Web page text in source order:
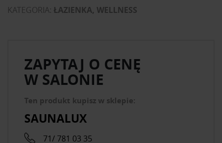
KATEGORIA: ŁAZIENKA, WELLNESS
ZAPYTAJ O CENĘ
W SALONIE
Ten produkt kupisz w sklepie:
SAUNALUX
71/ 781 03 35